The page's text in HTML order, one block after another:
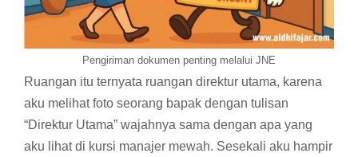
Pengiriman dokumen penting melalui JNE
Ruangan itu ternyata ruangan direktur utama, karena
aku melihat foto seorang bapak dengan tulisan
“Direktur Utama” wajahnya sama dengan apa yang
aku lihat di kursi manajer mewah. Sesekali aku hampir